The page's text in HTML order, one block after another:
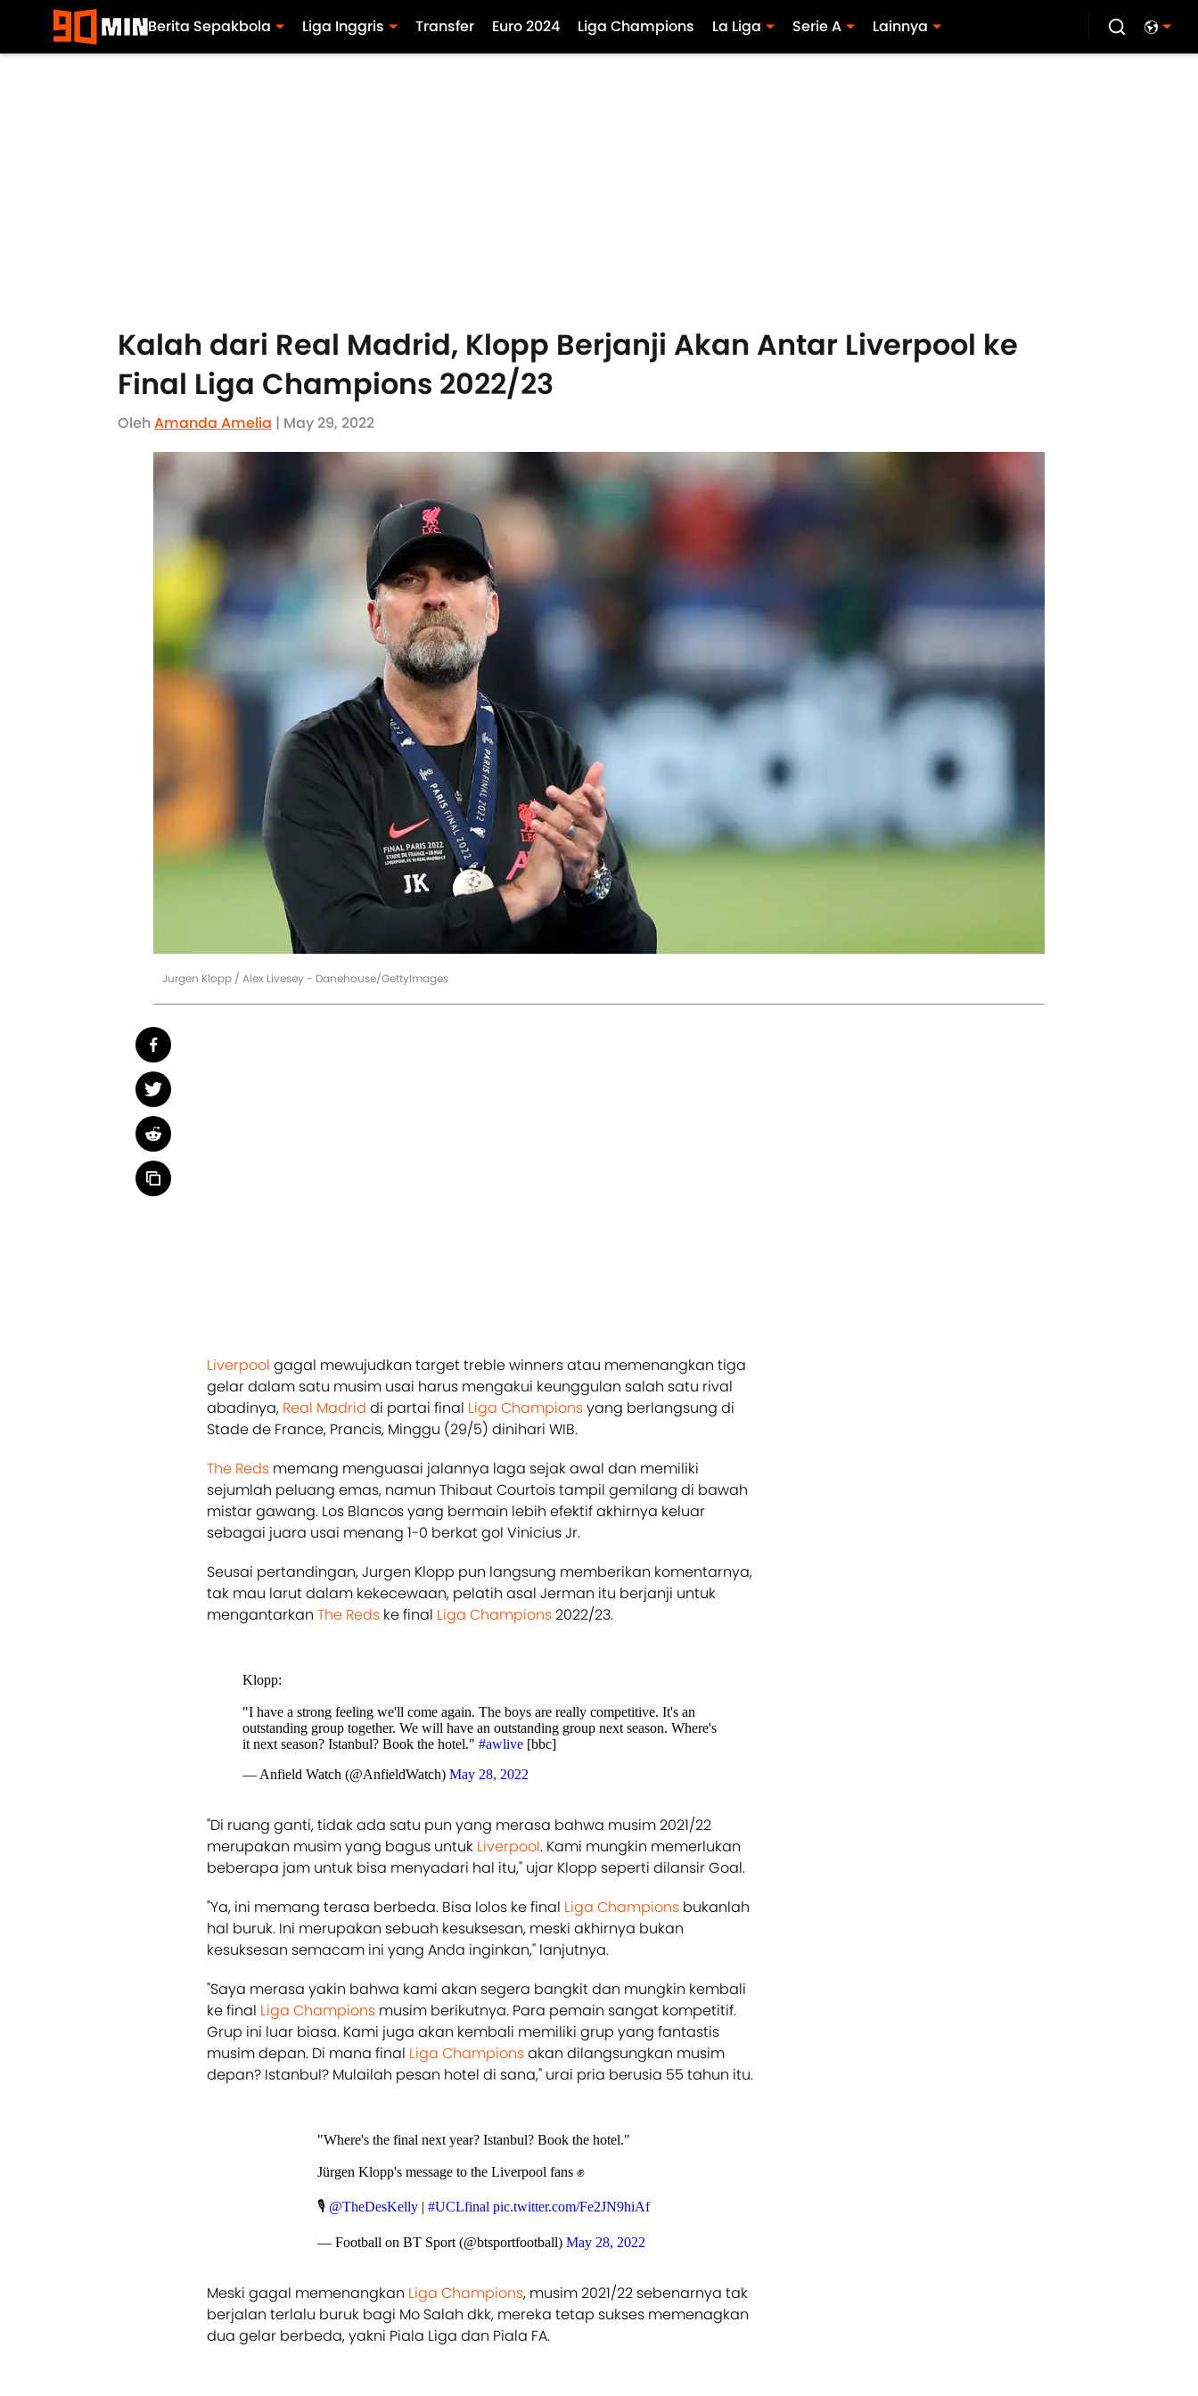
Berita Sepakbola Liga Inggris Transfer Euro 2024 Liga Champions La Liga Serie A Lainnya
Kalah dari Real Madrid, Klopp Berjanji Akan Antar Liverpool ke
Final Liga Champions 2022/23
OlehAmanda Amelia | May 29, 2022
Jurgen Klopp / Alex Livesey - Danehouse/GettyImages
Liverpool gagal mewujudkan target treble winners atau memenangkan tiga
gelar dalam satu musim usai harus mengakui keunggulan salah satu rival
abadinya, Real Madrid di partai final Liga Championsyang berlangsung di
Stade de France, Prancis, Minggu (29/5) dinihari WIB.
The Reds memang menguasai jalannya laga sejak awal dan memiliki
sejumlah peluang emas, namun Thibaut Courtois tampil gemilang di bawah
mistar gawang. Los Blancos yang bermain lebih efektif akhirnya keluar
sebagai juara usai menang 1-0 berkat gol Vinicius Jr.
Seusai pertandingan, Jurgen Klopp pun langsung memberikan komentarnya,
tak mau larut dalam kekecewaan, pelatih asal Jerman itu berjanji untuk
mengantarkan The Reds ke final Liga Champions2022/23.
Klopp:
"I have a strong feeling we'll come again. The boys are really competitive. It's an
outstanding group together. We will have an outstanding group next season. Where's
it next season? Istanbul? Book the hotel." #awlive [bbc]
— Anfield Watch (@AnfieldWatch) May 28, 2022
"Di ruang ganti, tidak ada satu pun yang merasa bahwa musim 2021/22
merupakan musim yang bagus untuk Liverpool. Kami mungkin memerlukan
beberapa jam untuk bisa menyadari hal itu," ujar Klopp seperti dilansir Goal.
"Ya, ini memang terasa berbeda. Bisa lolos ke final Liga Champions bukanlah
hal buruk. Ini merupakan sebuah kesuksesan, meski akhirnya bukan
kesuksesan semacam ini yang Anda inginkan," lanjutnya.
"Saya merasa yakin bahwa kami akan segera bangkit dan mungkin kembali
ke final Liga Champions musim berikutnya. Para pemain sangat kompetitif.
Grup ini luar biasa. Kami juga akan kembali memiliki grup yang fantastis
musim depan. Di mana final Liga Championsakan dilangsungkan musim
depan? Istanbul? Mulailah pesan hotel di sana," urai pria berusia 55 tahun itu.
"Where's the final next year? Istanbul? Book the hotel."
Jürgen Klopp's message to the Liverpool fans ✊
🎙 @TheDesKelly| #UCLfinal pic.twitter.com/Fe2JN9hiAf
— Football on BT Sport (@btsportfootball) May 28, 2022
Meski gagal memenangkan Liga Champions, musim 2021/22 sebenarnya tak
berjalan terlalu buruk bagi Mo Salah dkk, mereka tetap sukses memenagkan
dua gelar berbeda, yakni Piala Liga dan Piala FA.